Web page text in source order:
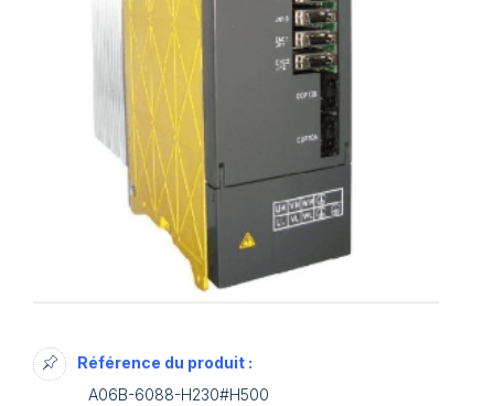
Référence du produit :
A06B-6088-H230#H500